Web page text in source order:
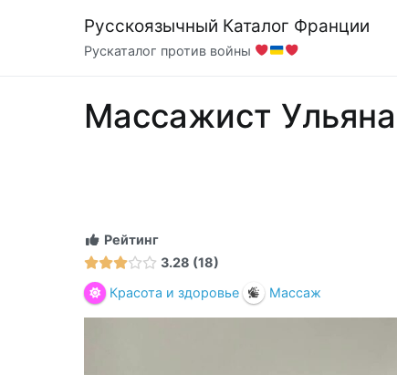
содержимому
Русскоязычный Каталог Франции
Рускаталог против войны
Массажист
Рейтинг
3.28 18
Красота и здоровье
Массаж